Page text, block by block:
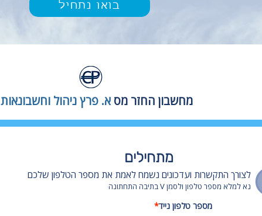
בואו נתחיל
מחשבון החזר מס א. פרץ ניהול וחשבונאות
מתחילים
לצורך התקשרות ועדכונים נשמח לאמת את מספר הטלפון שלכם
נא למלא מספר טלפון ולסמן V בתיבה התחתונה
מספר טלפון נייד*